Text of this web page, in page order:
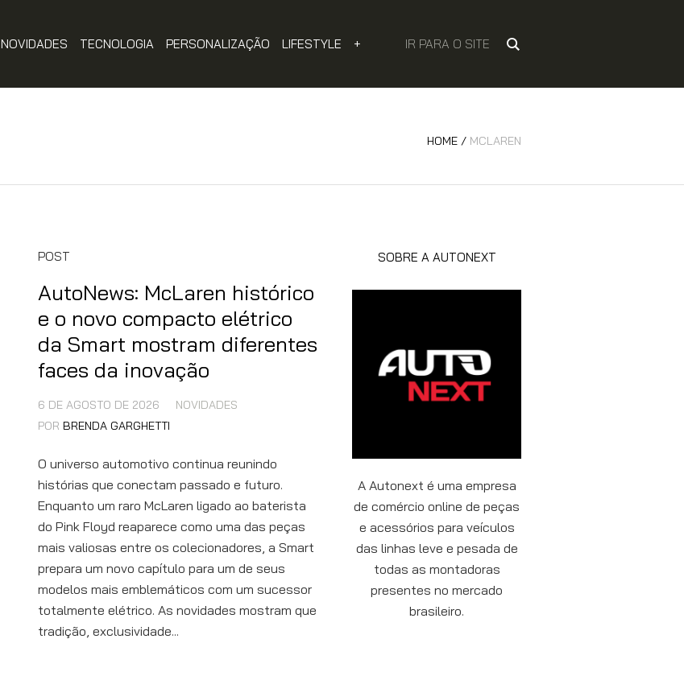
NOVIDADES TECNOLOGIA PERSONALIZAÇÃO LIFESTYLE + IR PARA O SITE
HOME / MCLAREN
POST
AutoNews: McLaren histórico
e o novo compacto elétrico
da Smart mostram diferentes
faces da inovação
6 DE AGOSTO DE 2026
NOVIDADES
POR BRENDA GARGHETTI
O universo automotivo continua reunindo
histórias que conectam passado e futuro.
Enquanto um raro McLaren ligado ao baterista
do Pink Floyd reaparece como uma das peças
mais valiosas entre os colecionadores, a Smart
prepara um novo capítulo para um de seus
modelos mais emblemáticos com um sucessor
totalmente elétrico. As novidades mostram que
tradição, exclusividade...
SOBRE A AUTONEXT
A Autonext é uma empresa
de comércio online de peças
e acessórios para veículos
das linhas leve e pesada de
todas as montadoras
presentes no mercado
brasileiro.